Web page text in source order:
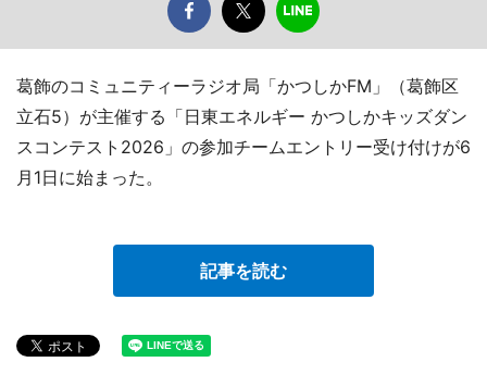
葛飾のコミュニティーラジオ局「かつしかFM」（葛飾区
立石5）が主催する「日東エネルギー かつしかキッズダン
スコンテスト2026」の参加チームエントリー受け付けが6
月1日に始まった。
記事を読む